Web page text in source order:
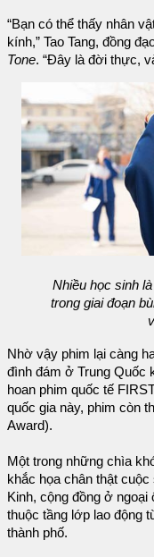
“Bạn có thể thấy nhân
kính,” Tao Tang, đồng
Tone. “Đây là đời thực,
Nhiều học sinh
trong giai đoạn
Nhờ vậy phim lại càng
đình đám ở Trung Quốc
hoan phim quốc tế
quốc gia này, phim còn
Award).
Một trong những chìa
khắc họa chân thật
Kinh, cộng đồng ở
thuộc tầng lớp lao động
thành phố.